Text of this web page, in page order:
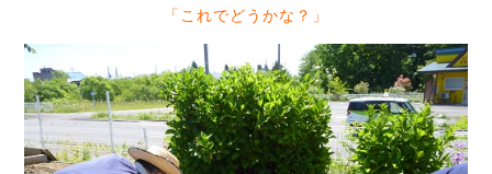
「これでどうかな？」